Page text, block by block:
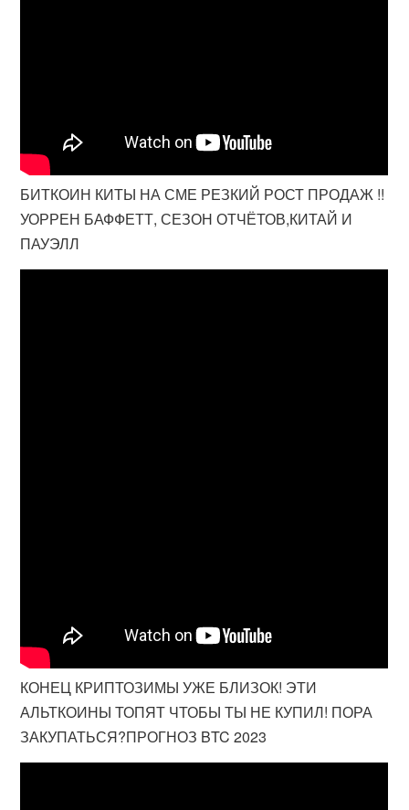
БИТКОИН КИТЫ НА СМЕ РЕЗКИЙ РОСТ ПРОДАЖ !!
УОРРЕН БАФФЕТТ, СЕЗОН ОТЧЁТОВ,КИТАЙ И
ПАУЭЛЛ
КОНЕЦ КРИПТОЗИМЫ УЖЕ БЛИЗОК! ЭТИ
АЛЬТКОИНЫ ТОПЯТ ЧТОБЫ ТЫ НЕ КУПИЛ! ПОРА
ЗАКУПАТЬСЯ?ПРОГНОЗ BTC 2023